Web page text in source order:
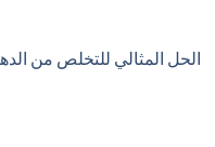
الحل المثالي للتخلص من